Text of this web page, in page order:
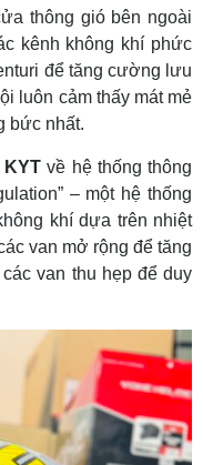
thông gió bên ngoài
kênh không khí phức
để tăng cường lưu
luôn cảm thấy mát mẻ
bức nhất.
KYT về hệ thống thông
– một hệ thống
khí dựa trên nhiệt
van mở rộng để tăng
van thu hẹp để duy